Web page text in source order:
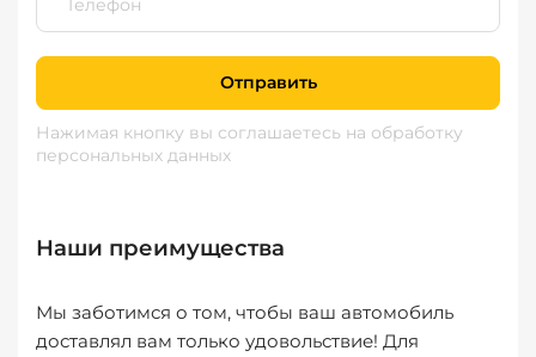
Отправить
Нажимая кнопку вы соглашаетесь на обработку
персональных данных
Наши преимущества
Мы заботимся о том, чтобы ваш автомобиль
доставлял вам только удовольствие! Для